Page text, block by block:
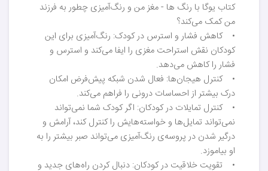
کتاب یوگا با رنگ ها - مغز من و رنگ‌آمیزی چطور به فرزند
من کمک می‌کند؟
• کاهش فشار و استرس در کودک: رنگ‌آمیزی برای این
کودکان نقش استراحت مغزی را ایفا می‌کند و استرس و
فشار را کاهش می‌دهد.
• کنترل هیجان‌ها: فعال شدن شبکه پیش‌فرض امکان
درک بیشتر از احساسات درونی را فراهم می‌کند.
• کنترل تمایلات در کودکان: اگر کودک شما نمی‌تواند
نمی‌تواند تمایل‌ها و خواسته‌هایش را کنترل کند، آرامش و
درگیر شدن در پروسه‌ی رنگ‌آمیزی می‌تواند صبر بیشتر را به
او بیاموزد.
• تقویت خلاقیت در کودکان: دنبال کردن راه‌های جدید و